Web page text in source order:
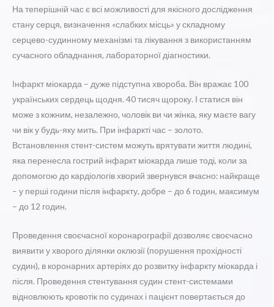
На теперішній час є всі можливості для якісного дослідження
стану серця, визначення «слабких місць» у складному
серцево-судинному механізмі та лікування з використанням
сучасного обладнання, лабораторної діагностики.
Інфаркт міокарда – дуже підступна хвороба. Він вражає 100
українських сердець щодня. 40 тисяч щороку. І статися він
може з кожним, незалежно, чоловік ви чи жінка, яку маєте вагу
чи вік у будь-яку мить. При інфаркті час – золото.
Встановлення стент-систем можуть врятувати життя людині,
яка перенесла гострий інфаркт міокарда лише тоді, коли за
допомогою до кардіологів хворий звернувся вчасно: найкраще
– у перші години після інфаркту, добре – до 6 годин, максимум
– до 12 годин.
Проведення своєчасної коронарографії дозволяє своєчасно
виявити у хворого ділянки оклюзії (порушення прохідності
судин), в коронарних артеріях до розвитку інфаркту міокарда і
після. Проведення стентування судин стент-системами
відновлюють кровотік по судинах і пацієнт повертається до